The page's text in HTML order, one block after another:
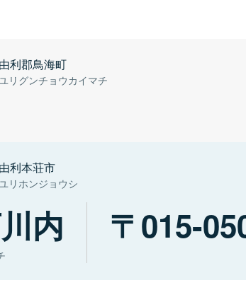
由利郡鳥海町
リグンチョウカイマチ
由利本荘市
リホンジョウシ
内 015-